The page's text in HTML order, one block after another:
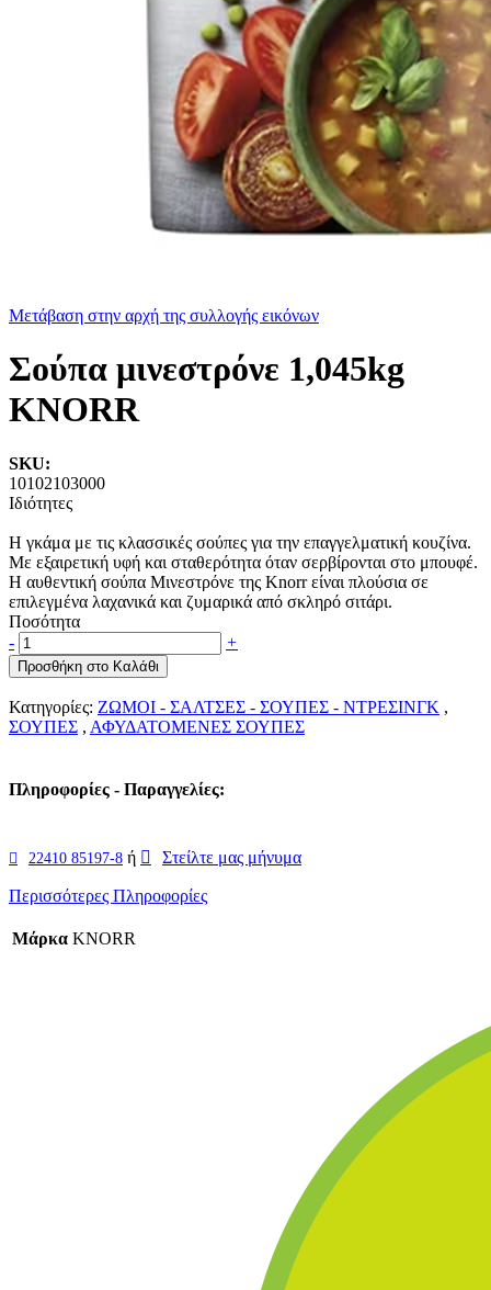
Μετάβαση στην αρχή της συλλογής εικόνων
Σούπα μινεστρόνε 1,045kg
KNORR
SKU:
10102103000
Ιδιότητες
Η γκάμα με τις κλασσικές σούπες για την επαγγελματική κουζίνα.
Με εξαιρετική υφή και σταθερότητα όταν σερβίρονται στο μπουφέ.
Η αυθεντική σούπα Μινεστρόνε της Knorr είναι πλούσια σε
επιλεγμένα λαχανικά και ζυμαρικά από σκληρό σιτάρι.
Ποσότητα
-
+
Προσθήκη στο Καλάθι
Κατηγορίες: ΖΩΜΟΙ - ΣΑΛΤΣΕΣ - ΣΟΥΠΕΣ - ΝΤΡΕΣΙΝΓΚ ,
ΣΟΥΠΕΣ , ΑΦΥΔΑΤΟΜΕΝΕΣ ΣΟΥΠΕΣ
Πληροφορίες - Παραγγελίες:
22410 85197-8 ή Στείλτε μας μήνυμα
Περισσότερες Πληροφορίες
Μάρκα KNORR